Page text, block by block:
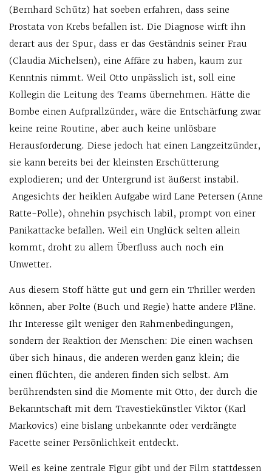
(Bernhard Schütz) hat soeben erfahren, dass seine
Prostata von Krebs befallen ist. Die Diagnose wirft ihn
derart aus der Spur, dass er das Geständnis seiner Frau
(Claudia Michelsen), eine Affäre zu haben, kaum zur
Kenntnis nimmt. Weil Otto unpässlich ist, soll eine
Kollegin die Leitung des Teams übernehmen. Hätte die
Bombe einen Aufprallzünder, wäre die Entschärfung zwar
keine reine Routine, aber auch keine unlösbare
Herausforderung. Diese jedoch hat einen Langzeitzünder,
sie kann bereits bei der kleinsten Erschütterung
explodieren; und der Untergrund ist äußerst instabil.
Angesichts der heiklen Aufgabe wird Lane Petersen (Anne
Ratte-Polle), ohnehin psychisch labil, prompt von einer
Panikattacke befallen. Weil ein Unglück selten allein
kommt, droht zu allem Überfluss auch noch ein
Unwetter.
Aus diesem Stoff hätte gut und gern ein Thriller werden
können, aber Polte (Buch und Regie) hatte andere Pläne.
Ihr Interesse gilt weniger den Rahmenbedingungen,
sondern der Reaktion der Menschen: Die einen wachsen
über sich hinaus, die anderen werden ganz klein; die
einen flüchten, die anderen finden sich selbst. Am
berührendsten sind die Momente mit Otto, der durch die
Bekanntschaft mit dem Travestiekünstler Viktor (Karl
Markovics) eine bislang unbekannte oder verdrängte
Facette seiner Persönlichkeit entdeckt.
Weil es keine zentrale Figur gibt und der Film stattdessen